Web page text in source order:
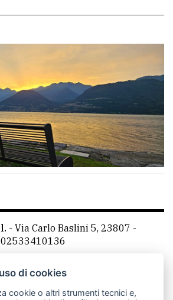
- Via Carlo Baslini 5, 23807 -
02533410136
CasateOnline
RSS
di cookies
cookie o altri strumenti tecnici e,